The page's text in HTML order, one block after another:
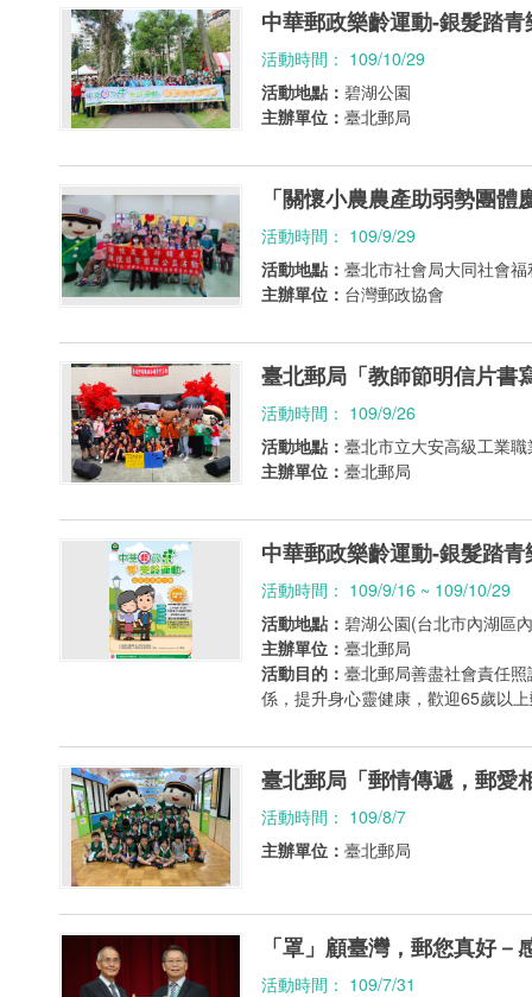
中華郵政樂齡運動-銀髮踏青
活動時間： 109/10/29
活動地點： 碧湖公園
主辦單位： 臺北郵局
「關懷小農農產助弱勢團體
活動時間： 109/9/29
活動地點： 臺北市社會局大同社會
主辦單位： 台灣郵政協會
臺北郵局「教師節明信片書
活動時間： 109/9/26
活動地點： 臺北市立大安高級工業
主辦單位： 臺北郵局
中華郵政樂齡運動-銀髮踏青
活動時間： 109/9/16 ~ 109/10/29
活動地點： 碧湖公園(台北市內湖區
主辦單位： 臺北郵局
活動目的： 臺北郵局善盡社會責任
係，提升身心靈健康，歡迎65歲以
臺北郵局「郵情傳遞，郵愛
活動時間： 109/8/7
主辦單位： 臺北郵局
「罩」顧臺灣，郵您真好－
活動時間： 109/7/31